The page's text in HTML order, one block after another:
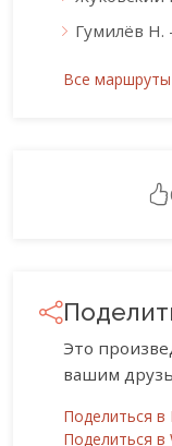
Гумилёв
Все маршруты
Это
вашим
Поделиться в
Поделиться в